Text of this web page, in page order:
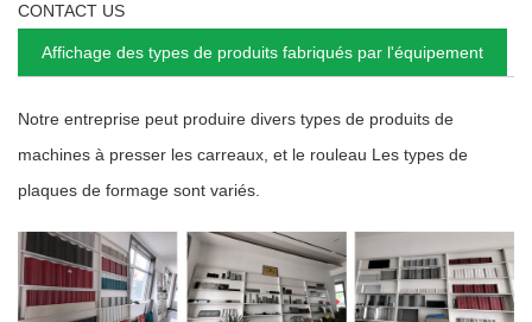
CONTACT US
Affichage des types de produits fabriqués par l'équipement
Notre entreprise peut produire divers types de produits de
machines à presser les carreaux, et le rouleau Les types de
plaques de formage sont variés.